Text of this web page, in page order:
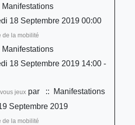
18 Septembre 2019 00:00
de la mobilité
18 Septembre 2019 14:00 -
jeuxpar
:: Manifestations
Septembre 2019
de la mobilité